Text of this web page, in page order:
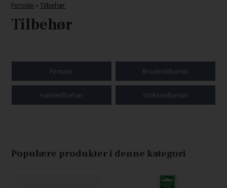
Forside »Tilbehør
Tilbehør
Firmaer Broderitilbehør
Hækletilbehør Strikketilbehør
Populære produkter i denne kategori